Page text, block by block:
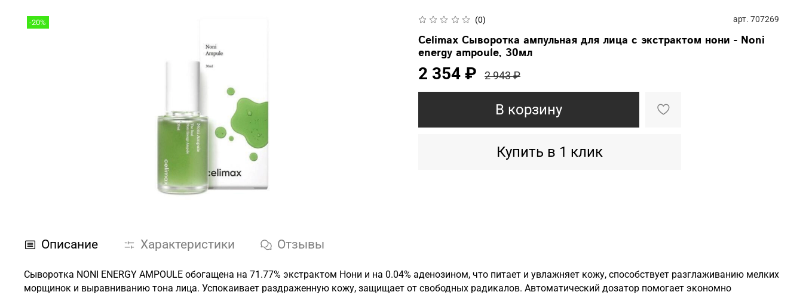
-20% (0) арт. 707269
Celimax Сыворотка ампульная для лица с экстрактом нони - Noni
energy ampoule, 30мл
2 354 ₽ 2 943 ₽
В корзину
Купить в 1 клик
Описание Характеристики Отзывы
Сыворотка NONI ENERGY AMPOULE обогащена на 71.77% экстрактом Нони и на 0.04% аденозином, что питает и увлажняет кожу, способствует разглаживанию мелких
морщинок и выравниванию тона лица. Успокаивает раздраженную кожу, защищает от свободных радикалов. Автоматический дозатор помогает экономно